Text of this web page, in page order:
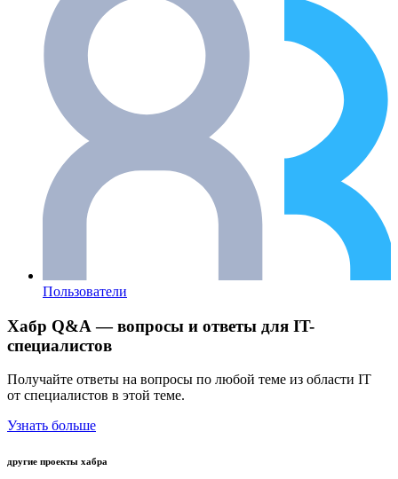
Пользователи
Хабр Q&A — вопросы и ответы для IT-
специалистов
Получайте ответы на вопросы по любой теме из области IT
от специалистов в этой теме.
Узнать больше
другие проекты хабра